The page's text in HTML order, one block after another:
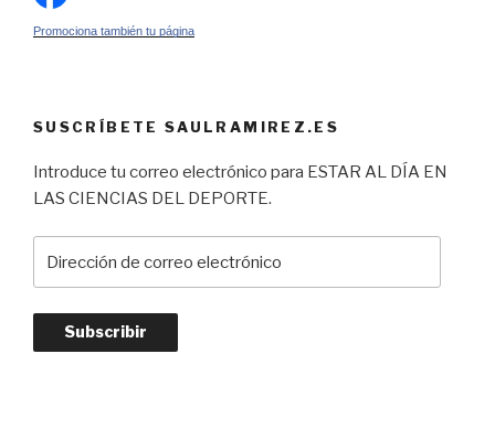
Promociona también tu página
SUSCRÍBETE SAULRAMIREZ.ES
Introduce tu correo electrónico para ESTAR AL DÍA EN
LAS CIENCIAS DEL DEPORTE.
de
electrónico
Subscribir